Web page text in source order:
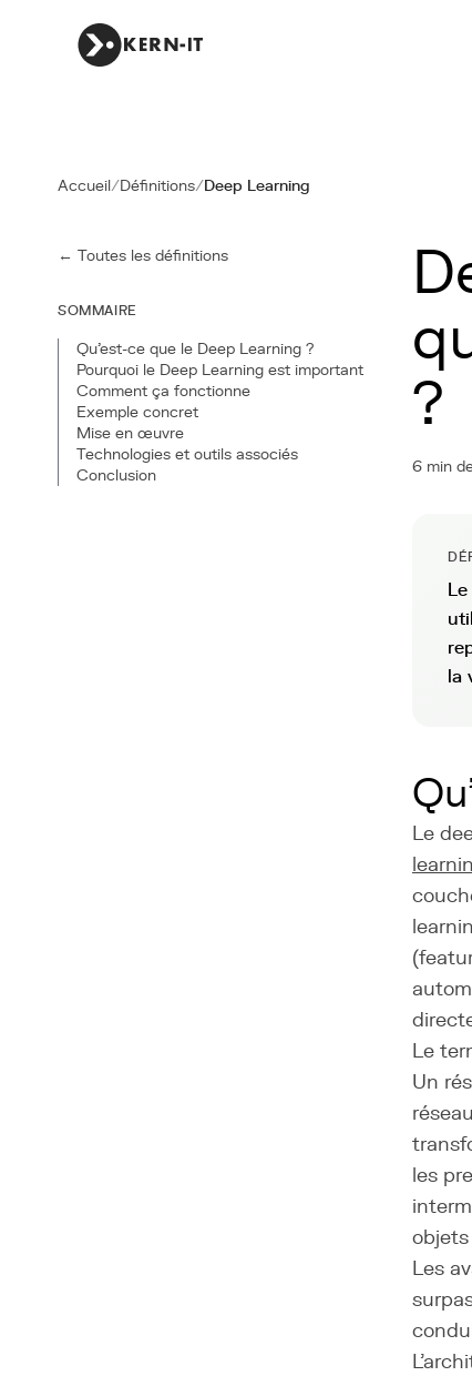
Accueil/Définitions/Deep Learning
← Toutes les définitions
SOMMAIRE
Qu'est-ce que le Deep Learning ?
Pourquoi le Deep Learning est important
Comment ça fonctionne
Exemple concret
Mise en œuvre
Technologies et outils associés
Conclusion
?
6 min
la
Le
Le
Un
les
Les